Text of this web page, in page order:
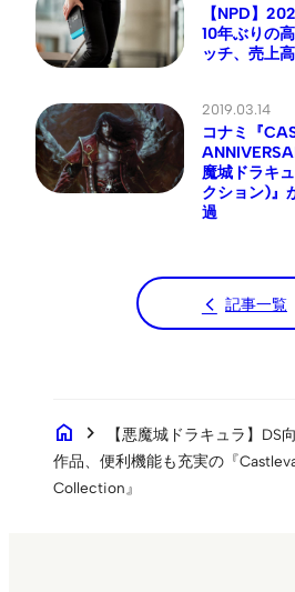
【NPD】
10年ぶりの
ッチ、売上
2019.03.14
コナミ『
魔城ドラキ
クション)』
過
記事一覧
home chevron_right
【悪魔城ドラキュラ】DS
作品、便利機能も充実の『
Collection』